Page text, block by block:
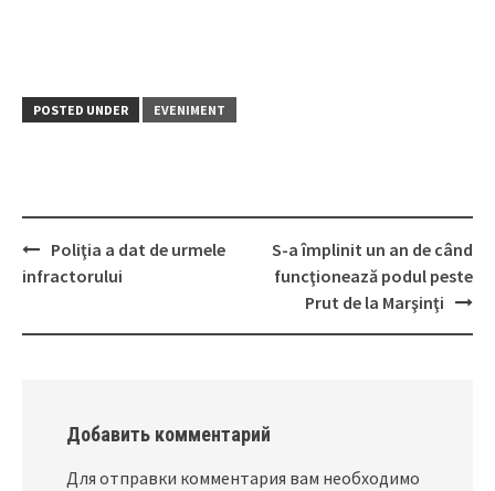
POSTED UNDER EVENIMENT
Post
Poliţia a dat de urmele
infractorului
S-a împlinit un an de când
funcţionează podul peste
Prut de la Marşinţi
Добавить комментарий
Для отправки комментария вам необходимо